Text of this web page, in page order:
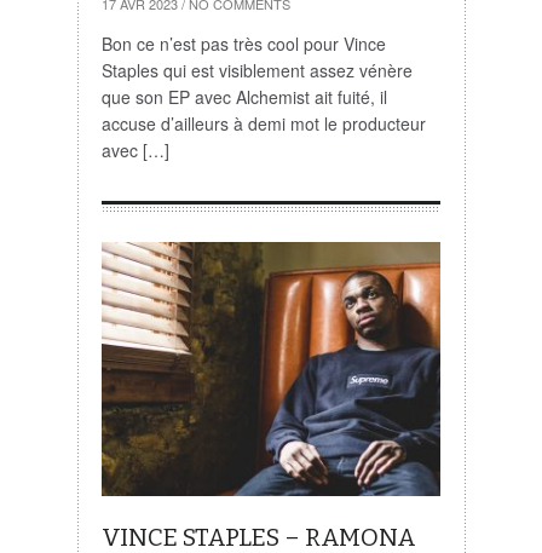
Bon ce n’est pas très cool pour Vince
Staples qui est visiblement assez vénère
que son EP avec Alchemist ait fuité, il
accuse d’ailleurs à demi mot le producteur
avec […]
VINCE STAPLES – RAMONA